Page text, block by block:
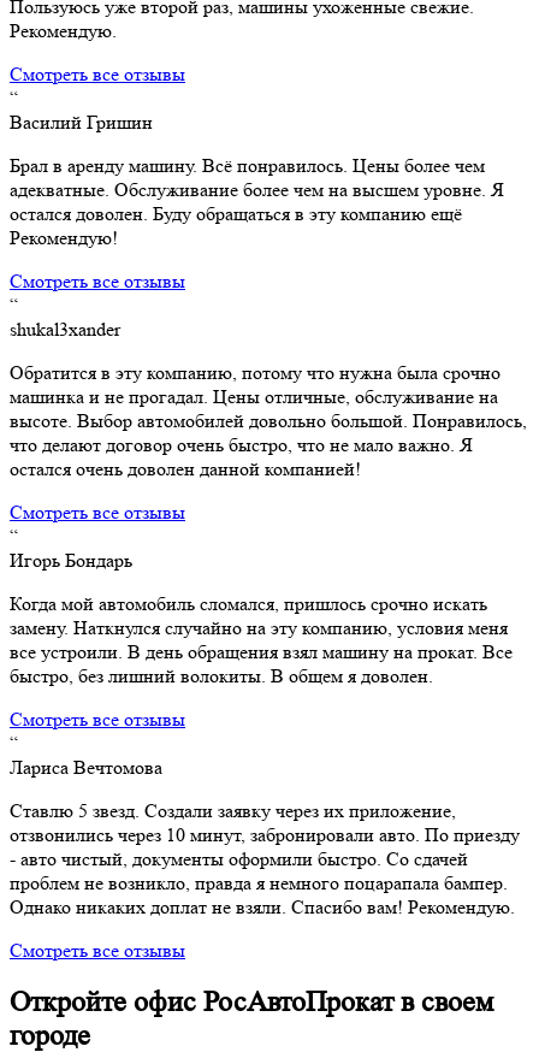
Пользуюсь уже второй раз, машины ухоженные свежие.
Рекомендую.
Смотреть все отзывы
“
Василий Гришин
Брал в аренду машину. Всё понравилось. Цены более чем
адекватные. Обслуживание более чем на высшем уровне. Я
остался доволен. Буду обращаться в эту компанию ещё
Рекомендую!
Смотреть все отзывы
“
shukal3xander
Обратится в эту компанию, потому что нужна была срочно
машинка и не прогадал. Цены отличные, обслуживание на
высоте. Выбор автомобилей довольно большой. Понравилось,
что делают договор очень быстро, что не мало важно. Я
остался очень доволен данной компанией!
Смотреть все отзывы
“
Игорь Бондарь
Когда мой автомобиль сломался, пришлось срочно искать
замену. Наткнулся случайно на эту компанию, условия меня
все устроили. В день обращения взял машину на прокат. Все
быстро, без лишний волокиты. В общем я доволен.
Смотреть все отзывы
“
Лариса Вечтомова
Ставлю 5 звезд. Создали заявку через их приложение,
отзвонились через 10 минут, забронировали авто. По приезду
- авто чистый, документы оформили быстро. Со сдачей
проблем не возникло, правда я немного поцарапала бампер.
Однако никаких доплат не взяли. Спасибо вам! Рекомендую.
Смотреть все отзывы
Откройте офис РосАвтоПрокат в своем
городе